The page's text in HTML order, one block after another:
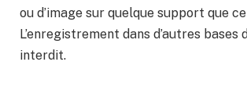
ou d’image sur quelque support que
L’enregistrement dans d’autres bases
interdit.